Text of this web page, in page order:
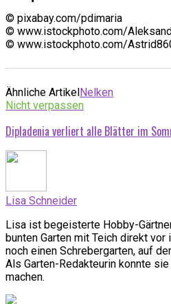
© pixabay.com/pdimaria
© www.istockphoto.com/
© www.istockphoto.com/
Ähnliche ArtikelNelken
Nicht verpassen
Dipladenia verliert alle Blätter im
Lisa Schneider
Lisa ist begeisterte Hobby-
bunten Garten mit Teich direkt vor
noch einen Schrebergarten, auf
Als Garten-Redakteurin konnte
machen.